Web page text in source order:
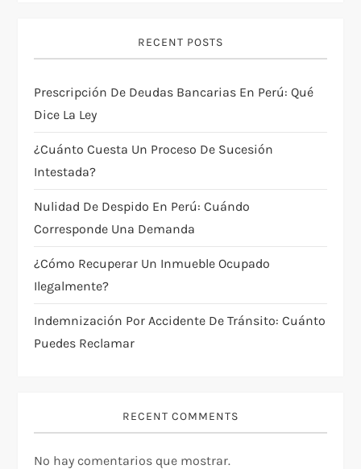
i
ó
n
d
e
e
n
t
r
d
RECENT POSTS
Prescripción De Deudas Bancarias En Perú: Qué
Dice La Ley
¿Cuánto Cuesta Un Proceso De Sucesión
Intestada?
Nulidad De Despido En Perú: Cuándo
Corresponde Una Demanda
¿Cómo Recuperar Un Inmueble Ocupado
Ilegalmente?
Indemnización Por Accidente De Tránsito: Cuánto
Puedes Reclamar
RECENT COMMENTS
No hay comentarios que mostrar.